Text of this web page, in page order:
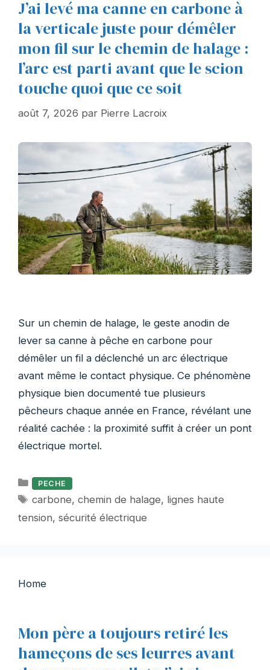
J’ai levé ma canne en carbone à
la verticale juste pour démêler
mon fil sur le chemin de halage :
l’arc est parti avant que le scion
touche quoi que ce soit
août 7, 2026 par Pierre Lacroix
Sur un chemin de halage, le geste anodin de
lever sa canne à pêche en carbone pour
démêler un fil a déclenché un arc électrique
avant même le contact physique. Ce phénomène
physique bien documenté tue plusieurs
pêcheurs chaque année en France, révélant une
réalité cachée : la proximité suffit à créer un pont
électrique mortel.
Catégories
PECHE
Étiquettes
carbone,chemin de halage, lignes haute
tension, sécurité électrique
Home
Mon père a toujours retiré les
hameçons de ses leurres avant